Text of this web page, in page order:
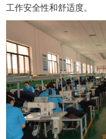
工作安全性和舒适度。